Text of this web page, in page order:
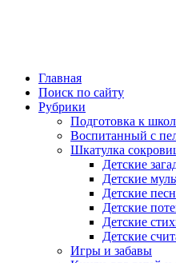
Главная
Поиск по сайту
Рубрики
Подготовка к
Воспитанный с
Шкатулка
Детские
Детские
Детские
Детские
Детские
Детские
Игры и забавы